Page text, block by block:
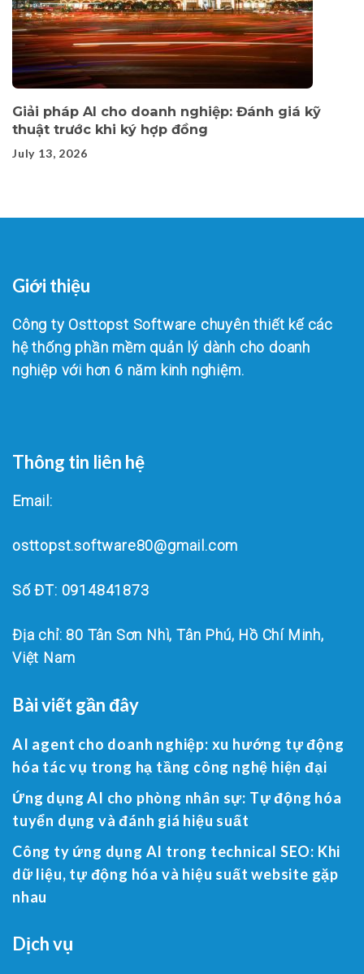
Giải pháp AI cho doanh nghiệp: Đánh giá kỹ
thuật trước khi ký hợp đồng
July 13, 2026
Giới thiệu
Công ty Osttopst Software chuyên thiết kế các
hệ thống phần mềm quản lý dành cho doanh
nghiệp với hơn 6 năm kinh nghiệm.
Thông tin liên hệ
Email:
osttopst.software80@gmail.com
Số ĐT: 0914841873
Địa chỉ: 80 Tân Sơn Nhì, Tân Phú, Hồ Chí Minh,
Việt Nam
Bài viết gần đây
AI agent cho doanh nghiệp: xu hướng tự động
hóa tác vụ trong hạ tầng công nghệ hiện đại
Ứng dụng AI cho phòng nhân sự: Tự động hóa
tuyển dụng và đánh giá hiệu suất
Công ty ứng dụng AI trong technical SEO: Khi
dữ liệu, tự động hóa và hiệu suất website gặp
nhau
Dịch vụ